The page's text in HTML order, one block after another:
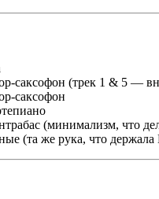
саксофон (трек 1 & 5 —
саксофон
(минимализм, что
(та же рука, что